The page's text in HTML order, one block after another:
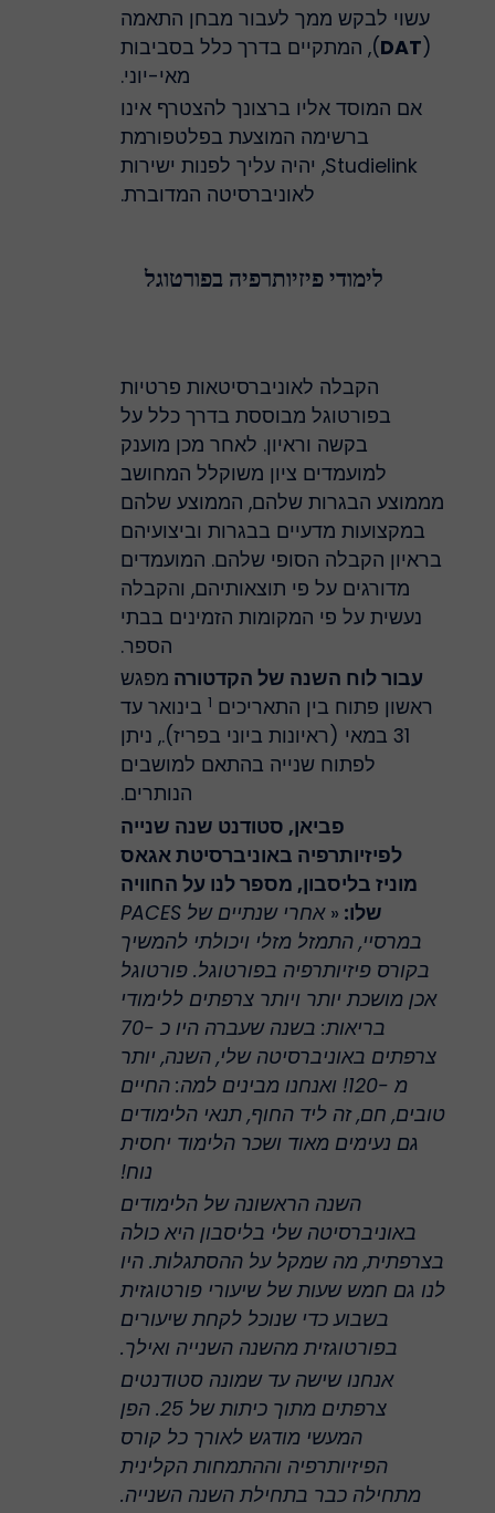
עשוי לבקש ממך לעבור מבחן התאמה
DAT), המתקיים בדרך כלל בסביבות
מאי-יוני.
אם המוסד אליו ברצונך להצטרף אינו
ברשימה המוצעת בפלטפורמת
Studielink, יהיה עליך לפנות ישירות
לאוניברסיטה המדוברת.
לימודי פיזיותרפיה בפורטוגל
הקבלה לאוניברסיטאות פרטיות
בפורטוגל מבוססת בדרך כלל על
בקשה וראיון. לאחר מכן מוענק
למועמדים ציון משוקלל המחושב
מממוצע הבגרות שלהם, הממוצע שלהם
במקצועות מדעיים בבגרות וביצועיהם
בראיון הקבלה הסופי שלהם. המועמדים
מדורגים על פי תוצאותיהם, והקבלה
נעשית על פי המקומות הזמינים בבתי
הספר.
עבור לוח השנה של הקדטורהמפגש
ראשון פתוח בין התאריכים1בינואר עד
31 במאי (ראיונות ביוני בפריז)., ניתן
לפתוח שנייה בהתאם למושבים
הנותרים.
פביאן, סטודנט שנה שנייה
לפיזיותרפיה באוניברסיטת אגאס
מוניז בליסבון, מספר לנו על החוויה
שלו:«
אחרי שנתיים של PACES
במרסיי, התמזל מזלי ויכולתי להמשיך
בקורס פיזיותרפיה בפורטוגל. פורטוגל
אכן מושכת יותר ויותר צרפתים ללימודי
בריאות: בשנה שעברה היו כ -70
צרפתים באוניברסיטה שלי, השנה, יותר
מ -120! ואנחנו מבינים למה: החיים
טובים, חם, זה ליד החוף, תנאי הלימודים
גם נעימים מאוד ושכר הלימוד יחסית
נוח!
השנה הראשונה של הלימודים
באוניברסיטה שלי בליסבון היא כולה
בצרפתית, מה שמקל על ההסתגלות. היו
לנו גם חמש שעות של שיעורי פורטוגזית
בשבוע כדי שנוכל לקחת שיעורים
בפורטוגזית מהשנה השנייה ואילך.
אנחנו שישה עד שמונה סטודנטים
צרפתים מתוך כיתות של 25. הפן
המעשי מודגש לאורך כל קורס
הפיזיותרפיה וההתמחות הקלינית
מתחילה כבר בתחילת השנה השנייה.